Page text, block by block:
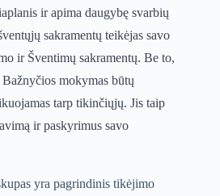
ir apima daugybę svarbių
sakramentų teikėjas savo
ir Šventimų sakramentų. Be to,
mokymas būtų
tarp tikinčiųjų. Jis taip
ir paskyrimus savo
yra pagrindinis tikėjimo